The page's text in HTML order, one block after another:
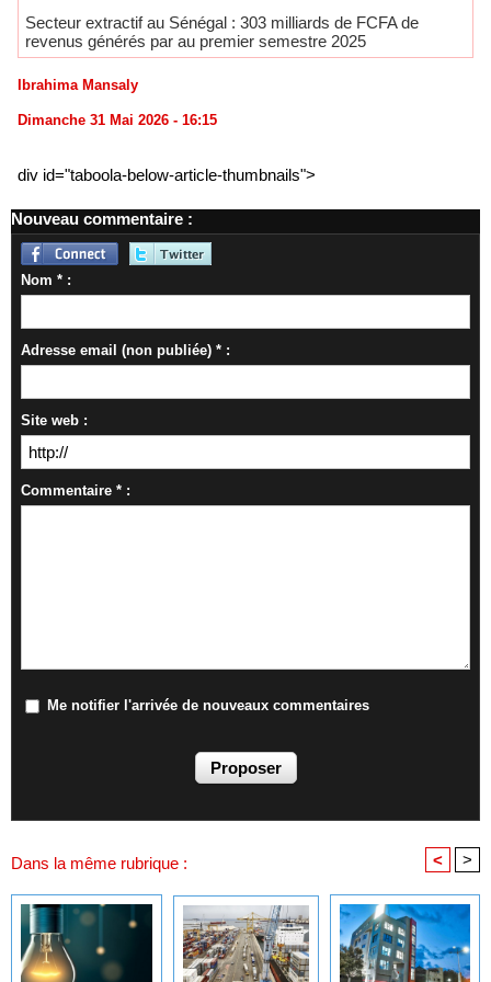
​Secteur extractif au Sénégal : 303 milliards de FCFA de
revenus générés par au premier semestre 2025
Ibrahima Mansaly
Dimanche 31 Mai 2026 - 16:15
div id="taboola-below-article-thumbnails">
Nouveau commentaire :
Nom * :
Adresse email (non publiée) * :
Site web :
Commentaire * :
Me notifier l'arrivée de nouveaux commentaires
Dans la même rubrique : < >